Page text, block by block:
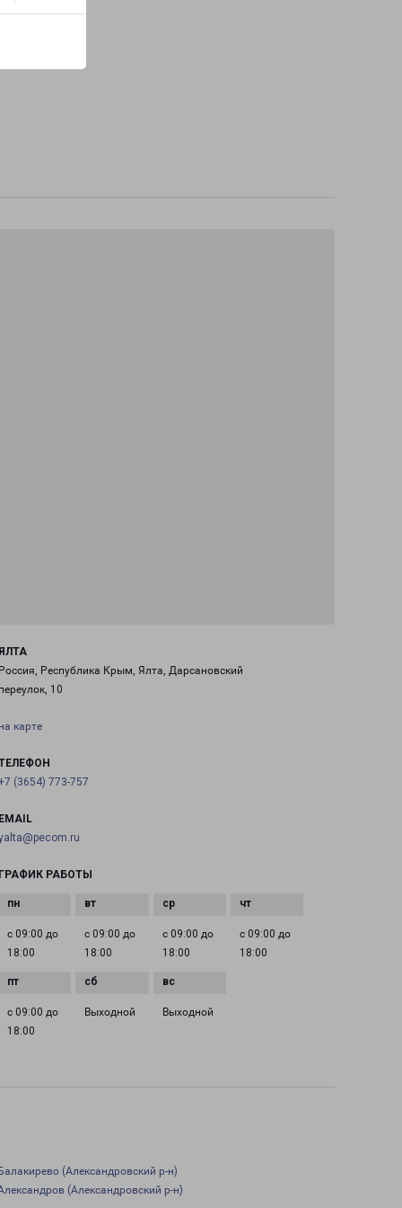
Республика Крым, Ялта, Дарсановский
10
карте
(3654) 773-757
РАБОТЫ
с 09:00 до
18:00
с 09:00 до
18:00
с 09:00 до
18:00
с 09:00 до
18:00
с 09:00 до
18:00
Выходной Выходной
(Александровский р-н)
(Александровский р-н)